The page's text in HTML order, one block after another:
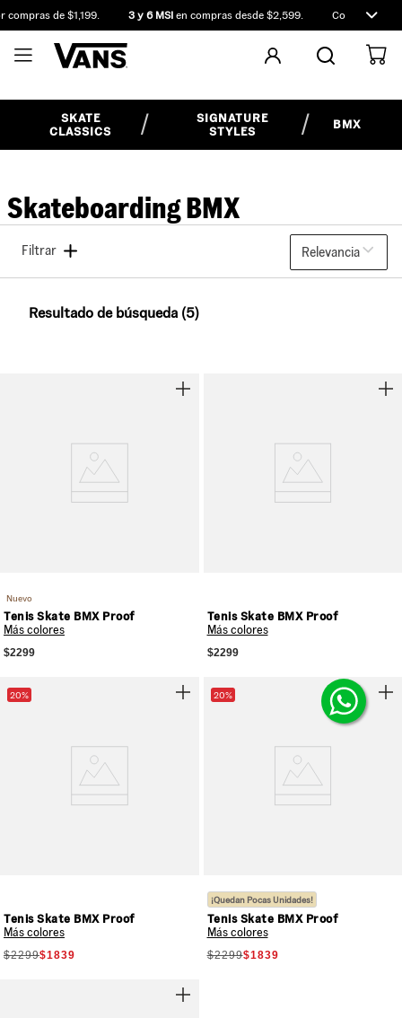
de $1,199. 3 y 6 MSIen compras desde $2,599. Compra antes
SKATE
CLASSICS
SIGNATURE
STYLES
BMX
Skateboarding BMX
Filtrar Relevancia
Resultado de búsqueda (5)
Nuevo
Tenis Skate BMX Proof
Más colores
$2299
Tenis Skate BMX Proof
Más colores
$2299
20%
Tenis Skate BMX Proof
Más colores
$2299$1839
20%
¡Quedan Pocas Unidades!
Tenis Skate BMX Proof
Más colores
$2299$1839